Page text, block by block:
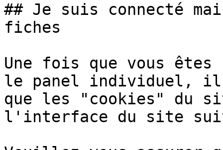
## Je suis connecté
fiches
Une fois que vous êtes
le panel individuel, il
que les "cookies" du
l'interface du site